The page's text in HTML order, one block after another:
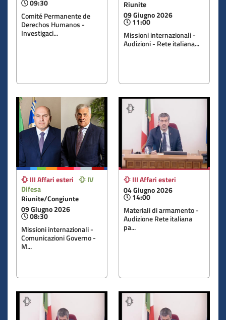
09:30
Comité Permanente de
Derechos Humanos -
Investigaci...
Riunite
09 Giugno 2026
11:00
Missioni internazionali -
Audizioni - Rete italiana...
III Affari esteri
IV
Difesa
Riunite/Congiunte
09 Giugno 2026
08:30
Missioni internazionali -
Comunicazioni Governo -
M...
III Affari esteri
04 Giugno 2026
14:00
Materiali di armamento -
Audizione Rete italiana
pa...